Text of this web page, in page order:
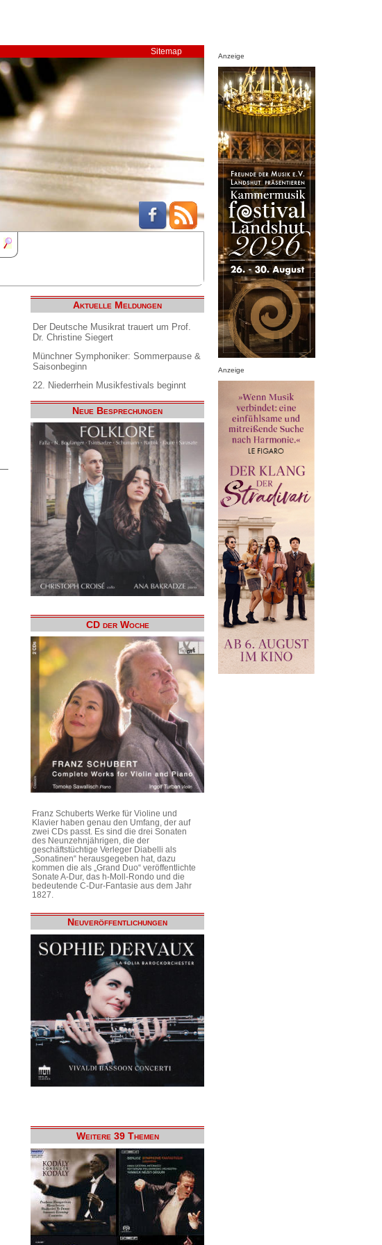
Sitemap
Aktuelle Meldungen
Der Deutsche Musikrat trauert um Prof.
Dr. Christine Siegert
Münchner Symphoniker: Sommerpause &
Saisonbeginn
22. Niederrhein Musikfestivals beginnt
Neue Besprechungen
CD der Woche
Franz Schuberts Werke für Violine und
Klavier haben genau den Umfang, der auf
zwei CDs passt. Es sind die drei Sonaten
des Neunzehnjährigen, die der
geschäftstüchtige Verleger Diabelli als
„Sonatinen“ herausgegeben hat, dazu
kommen die als „Grand Duo“ veröffentlichte
Sonate A-Dur, das h-Moll-Rondo und die
bedeutende C-Dur-Fantasie aus dem Jahr
1827.
Neuveröffentlichungen
Weitere 39 Themen
Anzeige
Anzeige